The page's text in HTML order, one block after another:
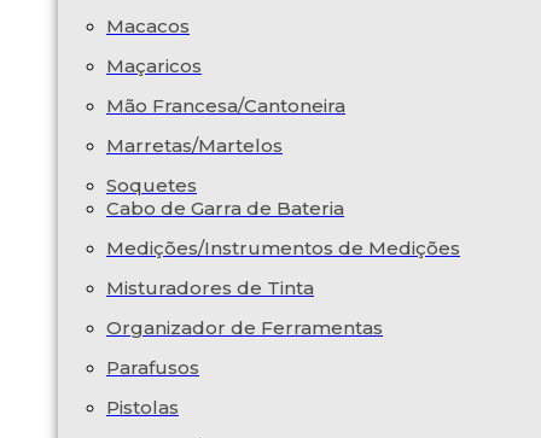
Macacos
Maçaricos
Mão Francesa/Cantoneira
Marretas/Martelos
Soquetes
Cabo de Garra de Bateria
Medições/Instrumentos de Medições
Misturadores de Tinta
Organizador de Ferramentas
Parafusos
Pistolas